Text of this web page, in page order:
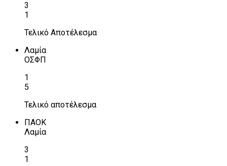
3
1
Τελικό Αποτέλεσμα
Λαμία
ΟΣΦΠ
1
5
Τελικό αποτέλεσμα
ΠΑΟΚ
Λαμία
3
1